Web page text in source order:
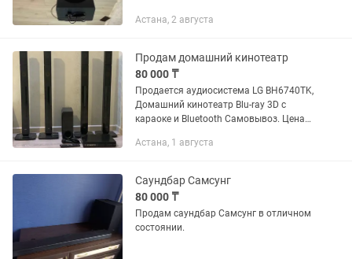
Астана, 2 августа
Продам домашний кинотеатр
80 000 ₸
Продается аудиосистема LG BH6740TK,
Домашний кинотеатр Blu-ray 3D с
караоке и Bluetooth Самовывоз. Цена
Астана, 1 августа
Саундбар Самсунг
80 000 ₸
Продам саундбар Самсунг в отличном
состоянии.